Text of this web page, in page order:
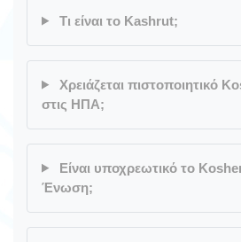
Τι είναι το Kashrut;
Χρειάζεται πιστοποιητικό
στις ΗΠΑ;
Είναι υποχρεωτικό το
Ένωση;